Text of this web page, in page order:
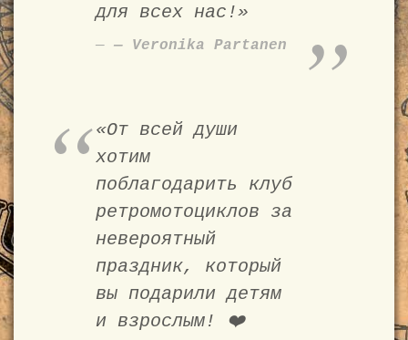
для всех нас!»
— Veronika Partanen
«От всей души
хотим
поблагодарить клуб
ретромотоциклов за
невероятный
праздник, который
вы подарили детям
и взрослым! ❤️